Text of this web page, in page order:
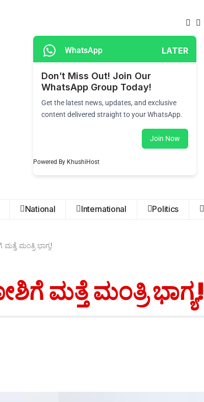
National International Politics
ಮಂತ್ರಿ ಭಾಗ್ಯ!
ಮತ್ತೆ ಮಂತ್ರಿ ಭಾಗ್ಯ!
WhatsApp LATER
Don’t Miss Out! Join Our
WhatsApp Group Today!
Get the latest news, updates, and exclusive
content delivered straight to your WhatsApp.
Join Now
Powered By KhushiHost